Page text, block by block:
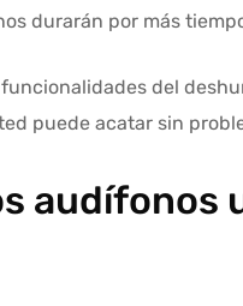
durarán por más
del
puede acatar sin
audífonos